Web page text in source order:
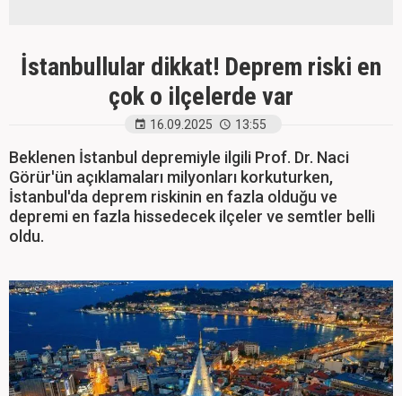
İstanbullular dikkat! Deprem riski en
çok o ilçelerde var
16.09.2025 13:55
Beklenen İstanbul depremiyle ilgili Prof. Dr. Naci
Görür'ün açıklamaları milyonları korkuturken,
İstanbul'da deprem riskinin en fazla olduğu ve
depremi en fazla hissedecek ilçeler ve semtler belli
oldu.